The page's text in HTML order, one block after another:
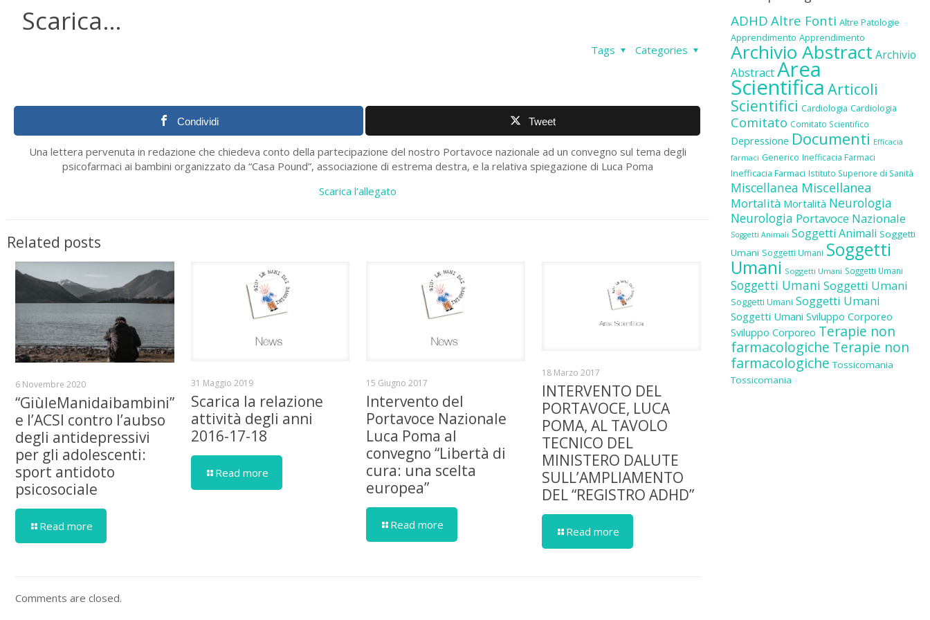
Scarica…
Categories
Tags
Condividi Tweet
Una lettera pervenuta in redazione che chiedeva conto della partecipazione del nostro Portavoce nazionale ad un convegno sul tema degli
psicofarmaci ai bambini organizzato da “Casa Pound”, associazione di estrema destra, e la relativa spiegazione di Luca Poma
Scarica l’allegato
Related posts
6 Novembre 2020
“GiùleManidaibambini”
e l’ACSI contro l’aubso
degli antidepressivi
per gli adolescenti:
sport antidoto
psicosociale
Read more
31 Maggio 2019
Scarica la relazione
attività degli anni
2016-17-18
Read more
15 Giugno 2017
Intervento del
Portavoce Nazionale
Luca Poma al
convegno “Libertà di
cura: una scelta
europea”
Read more
18 Marzo 2017
INTERVENTO DEL
PORTAVOCE, LUCA
POMA, AL TAVOLO
TECNICO DEL
MINISTERO DALUTE
SULL’AMPLIAMENTO
DEL “REGISTRO ADHD”
Read more
Comments are closed.
ADHD Altre Fonti Altre Patologie
Apprendimento Apprendimento
Archivio Abstract Archivio
AbstractArea
Scientifica Articoli
Scientifici Cardiologia Cardiologia
Comitato Comitato Scientifico
Depressione Documenti Efficacia
farmaci Generico Inefficacia Farmaci
Inefficacia Farmaci Istituto Superiore di Sanità
Miscellanea Miscellanea
Mortalità Mortalità Neurologia
Neurologia Portavoce Nazionale
Soggetti Animali Soggetti Animali Soggetti
Umani Soggetti Umani Soggetti
Umani Soggetti Umani Soggetti Umani
Soggetti Umani Soggetti Umani
Soggetti Umani Soggetti Umani
Soggetti Umani Sviluppo Corporeo
Sviluppo Corporeo Terapie non
farmacologiche Terapie non
farmacologiche Tossicomania
Tossicomania